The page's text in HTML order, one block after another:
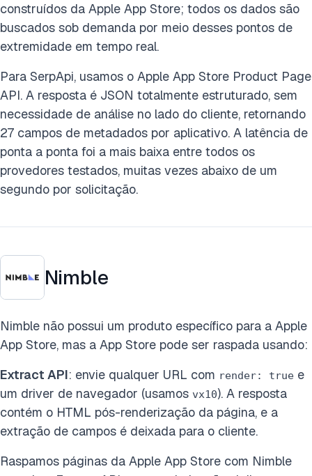
construídos da Apple App Store; todos os dados são
buscados sob demanda por meio desses pontos de
extremidade em tempo real.
Para SerpApi, usamos o Apple App Store Product Page
API. A resposta é JSON totalmente estruturado, sem
necessidade de análise no lado do cliente, retornando
27 campos de metadados por aplicativo. A latência de
ponta a ponta foi a mais baixa entre todos os
provedores testados, muitas vezes abaixo de um
segundo por solicitação.
Nimble
Nimble não possui um produto específico para a Apple
App Store, mas a App Store pode ser raspada usando:
Extract API: envie qualquer URL com render: true e
um driver de navegador (usamos vx10). A resposta
contém o HTML pós-renderização da página, e a
extração de campos é deixada para o cliente.
Raspamos páginas da Apple App Store com Nimble